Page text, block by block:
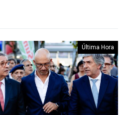
Última Hora